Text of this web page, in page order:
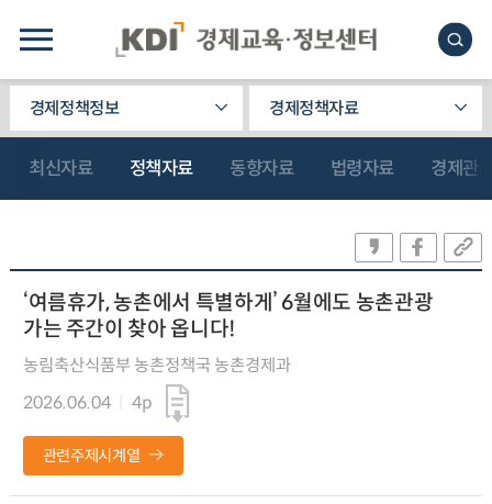
경제정책정보 경제정책자료
최신자료 정책자료 동향자료 법령자료 경제관
‘여름휴가, 농촌에서 특별하게’ 6월에도 농촌관광
가는 주간이 찾아 옵니다!
농림축산식품부 농촌정책국 농촌경제과
2026.06.04
4p
관련주제시계열